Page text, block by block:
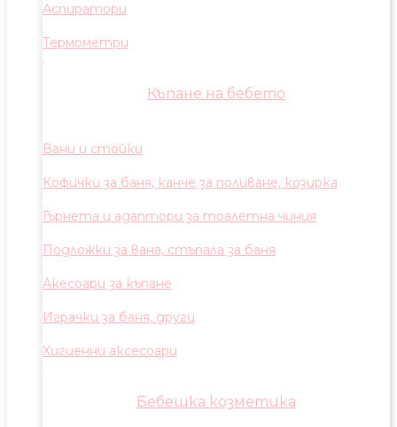
Аспиратори
Термометри
Къпане на бебето
Вани и стойки
Кофички за баня, канче за поливане, козирка
Гърнета и адаптори за тоалетна чиния
Подложки за вана, стъпала за баня
Акесоари за къпане
Играчки за баня, други
Хигиенни аксесоари
Бебешка козметика